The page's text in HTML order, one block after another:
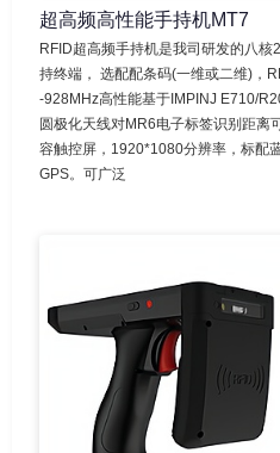
超高频高性能手持机MT7
RFID超高频手持机是我司研发的八
持终端， 选配配条码(一维或二维)，
-928MHz高性能基于IMPINJ E710/
圆极化天线对MR6电子标签识别距离
容触控屏，1920*1080分辨率，标配
GPS。可广泛